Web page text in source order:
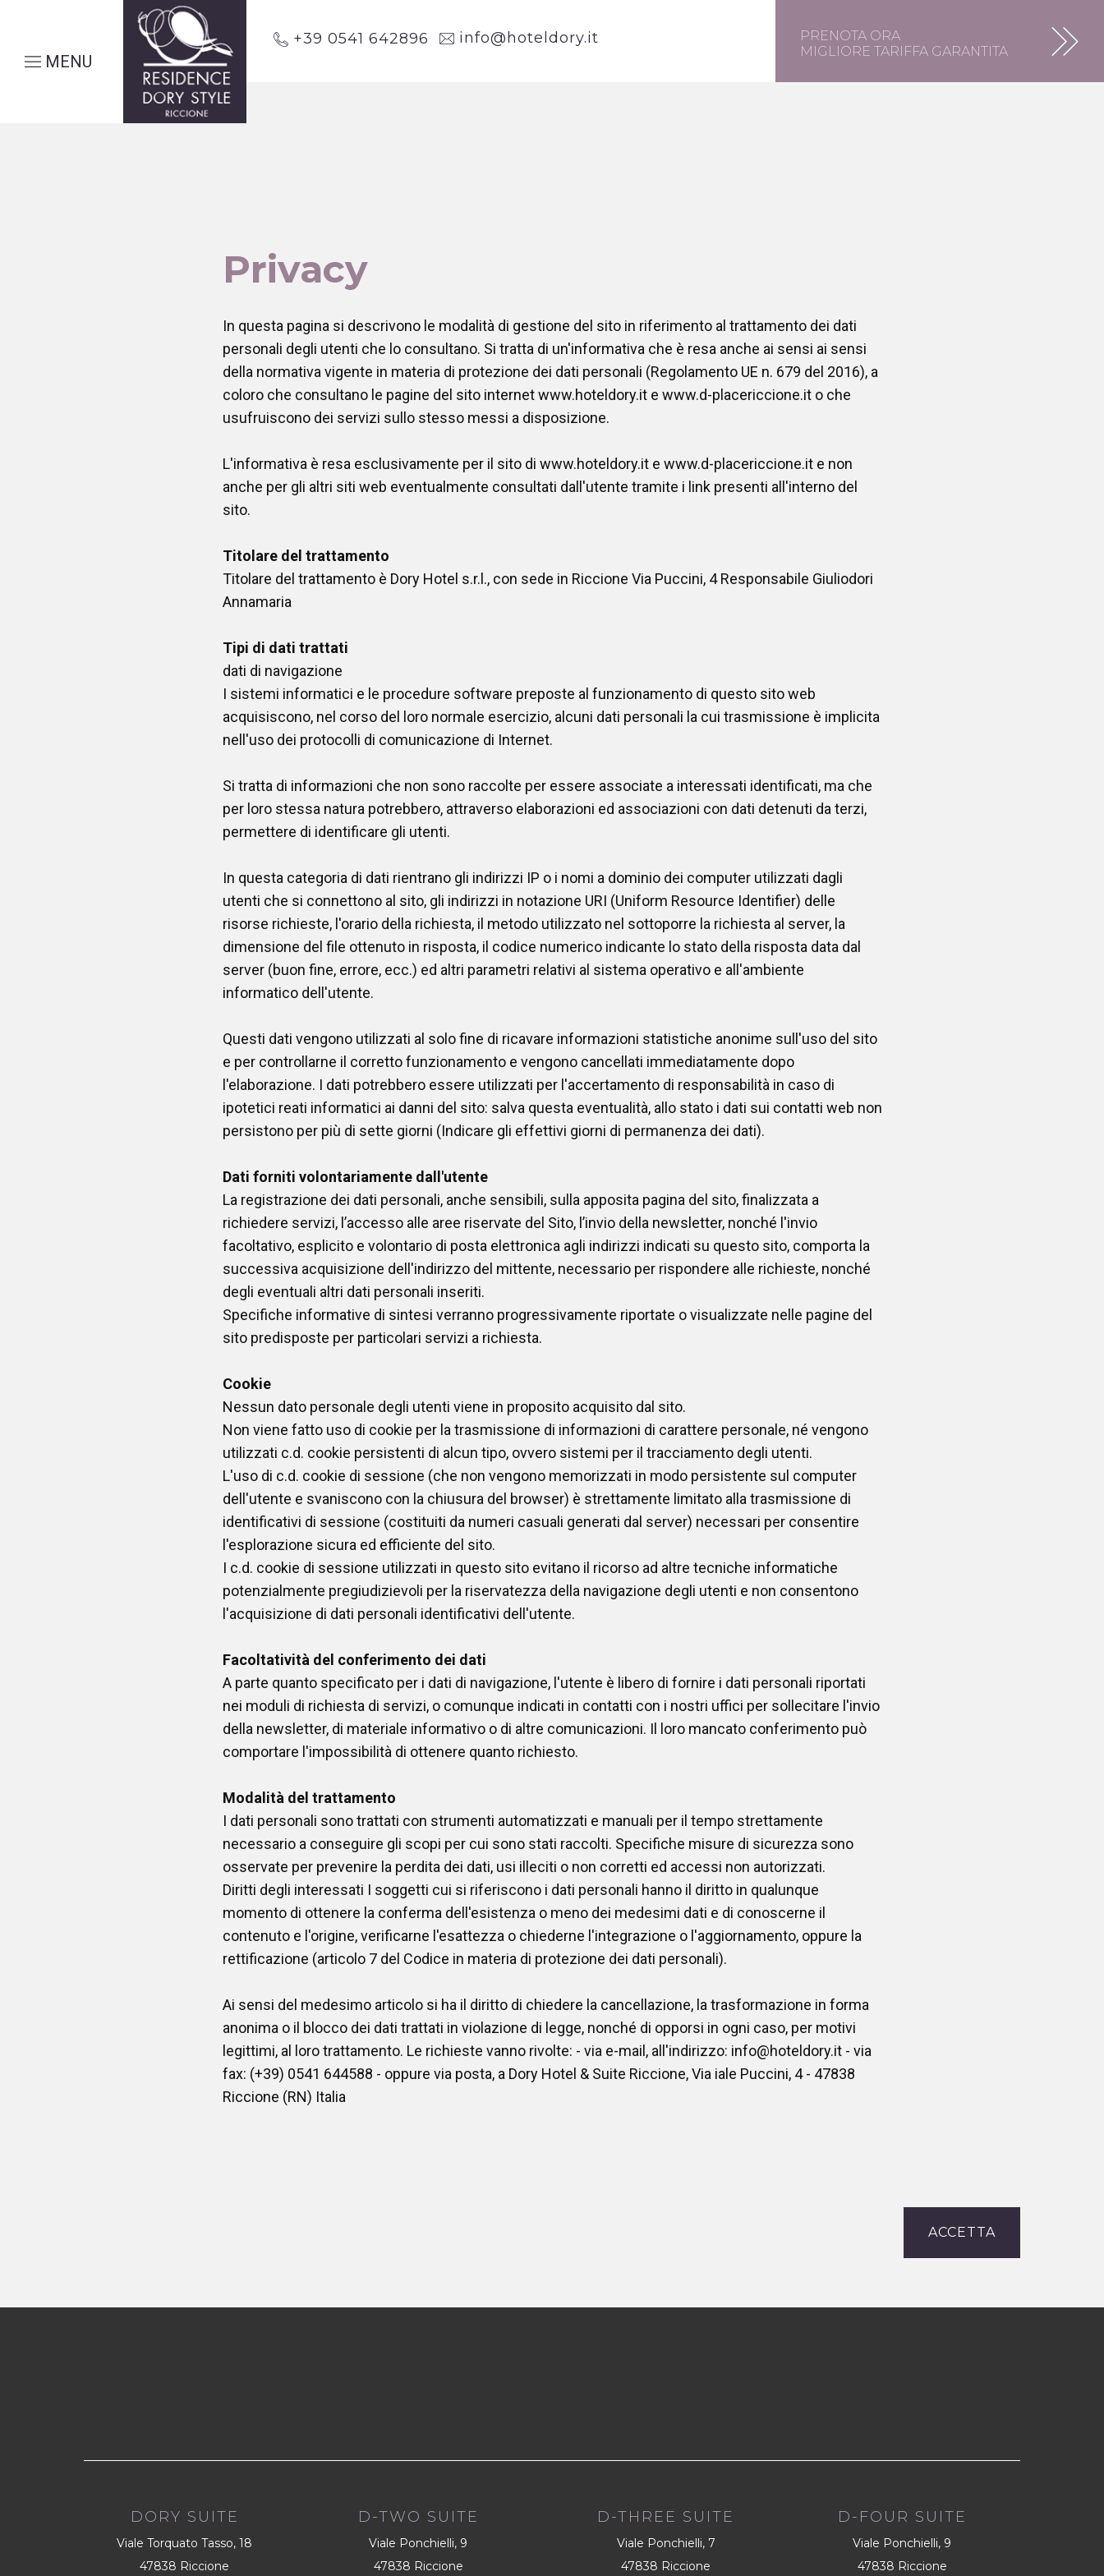
PRENOTA ORA
MIGLIORE TARIFFA GARANTITA
MENU
+39 0541 642896 info@hoteldory.it
Privacy
In questa pagina si descrivono le modalità di gestione del sito in riferimento al trattamento dei dati
personali degli utenti che lo consultano. Si tratta di un'informativa che è resa anche ai sensi ai sensi
della normativa vigente in materia di protezione dei dati personali (Regolamento UE n. 679 del 2016), a
coloro che consultano le pagine del sito internet www.hoteldory.it e www.d-placericcione.it o che
usufruiscono dei servizi sullo stesso messi a disposizione.
L'informativa è resa esclusivamente per il sito di www.hoteldory.it e www.d-placericcione.it e non
anche per gli altri siti web eventualmente consultati dall'utente tramite i link presenti all'interno del
sito.
Titolare del trattamento
Titolare del trattamento è Dory Hotel s.r.l., con sede in Riccione Via Puccini, 4 Responsabile Giuliodori
Annamaria
Tipi di dati trattati
dati di navigazione
I sistemi informatici e le procedure software preposte al funzionamento di questo sito web
acquisiscono, nel corso del loro normale esercizio, alcuni dati personali la cui trasmissione è implicita
nell'uso dei protocolli di comunicazione di Internet.
Si tratta di informazioni che non sono raccolte per essere associate a interessati identificati, ma che
per loro stessa natura potrebbero, attraverso elaborazioni ed associazioni con dati detenuti da terzi,
permettere di identificare gli utenti.
In questa categoria di dati rientrano gli indirizzi IP o i nomi a dominio dei computer utilizzati dagli
utenti che si connettono al sito, gli indirizzi in notazione URI (Uniform Resource Identifier) delle
risorse richieste, l'orario della richiesta, il metodo utilizzato nel sottoporre la richiesta al server, la
dimensione del file ottenuto in risposta, il codice numerico indicante lo stato della risposta data dal
server (buon fine, errore, ecc.) ed altri parametri relativi al sistema operativo e all'ambiente
informatico dell'utente.
Questi dati vengono utilizzati al solo fine di ricavare informazioni statistiche anonime sull'uso del sito
e per controllarne il corretto funzionamento e vengono cancellati immediatamente dopo
l'elaborazione. I dati potrebbero essere utilizzati per l'accertamento di responsabilità in caso di
ipotetici reati informatici ai danni del sito: salva questa eventualità, allo stato i dati sui contatti web non
persistono per più di sette giorni (Indicare gli effettivi giorni di permanenza dei dati).
Dati forniti volontariamente dall'utente
La registrazione dei dati personali, anche sensibili, sulla apposita pagina del sito, finalizzata a
richiedere servizi, l’accesso alle aree riservate del Sito, l’invio della newsletter, nonché l'invio
facoltativo, esplicito e volontario di posta elettronica agli indirizzi indicati su questo sito, comporta la
successiva acquisizione dell'indirizzo del mittente, necessario per rispondere alle richieste, nonché
degli eventuali altri dati personali inseriti.
Specifiche informative di sintesi verranno progressivamente riportate o visualizzate nelle pagine del
sito predisposte per particolari servizi a richiesta.
Cookie
Nessun dato personale degli utenti viene in proposito acquisito dal sito.
Non viene fatto uso di cookie per la trasmissione di informazioni di carattere personale, né vengono
utilizzati c.d. cookie persistenti di alcun tipo, ovvero sistemi per il tracciamento degli utenti.
L'uso di c.d. cookie di sessione (che non vengono memorizzati in modo persistente sul computer
dell'utente e svaniscono con la chiusura del browser) è strettamente limitato alla trasmissione di
identificativi di sessione (costituiti da numeri casuali generati dal server) necessari per consentire
l'esplorazione sicura ed efficiente del sito.
I c.d. cookie di sessione utilizzati in questo sito evitano il ricorso ad altre tecniche informatiche
potenzialmente pregiudizievoli per la riservatezza della navigazione degli utenti e non consentono
l'acquisizione di dati personali identificativi dell'utente.
Facoltatività del conferimento dei dati
A parte quanto specificato per i dati di navigazione, l'utente è libero di fornire i dati personali riportati
nei moduli di richiesta di servizi, o comunque indicati in contatti con i nostri uffici per sollecitare l'invio
della newsletter, di materiale informativo o di altre comunicazioni. Il loro mancato conferimento può
comportare l'impossibilità di ottenere quanto richiesto.
Modalità del trattamento
I dati personali sono trattati con strumenti automatizzati e manuali per il tempo strettamente
necessario a conseguire gli scopi per cui sono stati raccolti. Specifiche misure di sicurezza sono
osservate per prevenire la perdita dei dati, usi illeciti o non corretti ed accessi non autorizzati.
Diritti degli interessati I soggetti cui si riferiscono i dati personali hanno il diritto in qualunque
momento di ottenere la conferma dell'esistenza o meno dei medesimi dati e di conoscerne il
contenuto e l'origine, verificarne l'esattezza o chiederne l'integrazione o l'aggiornamento, oppure la
rettificazione (articolo 7 del Codice in materia di protezione dei dati personali).
Ai sensi del medesimo articolo si ha il diritto di chiedere la cancellazione, la trasformazione in forma
anonima o il blocco dei dati trattati in violazione di legge, nonché di opporsi in ogni caso, per motivi
legittimi, al loro trattamento. Le richieste vanno rivolte: - via e-mail, all'indirizzo: info@hoteldory.it - via
fax: (+39) 0541 644588 - oppure via posta, a Dory Hotel & Suite Riccione, Via iale Puccini, 4 - 47838
Riccione (RN) Italia
ACCETTA
DORY SUITE
Viale Torquato Tasso, 18
47838 Riccione
D-TWO SUITE
Viale Ponchielli, 9
47838 Riccione
D-THREE SUITE
Viale Ponchielli, 7
47838 Riccione
D-FOUR SUITE
Viale Ponchielli, 9
47838 Riccione